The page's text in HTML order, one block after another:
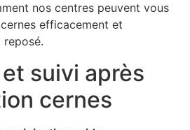
nos centres peuvent vous
efficacement et
suivi après
cernes